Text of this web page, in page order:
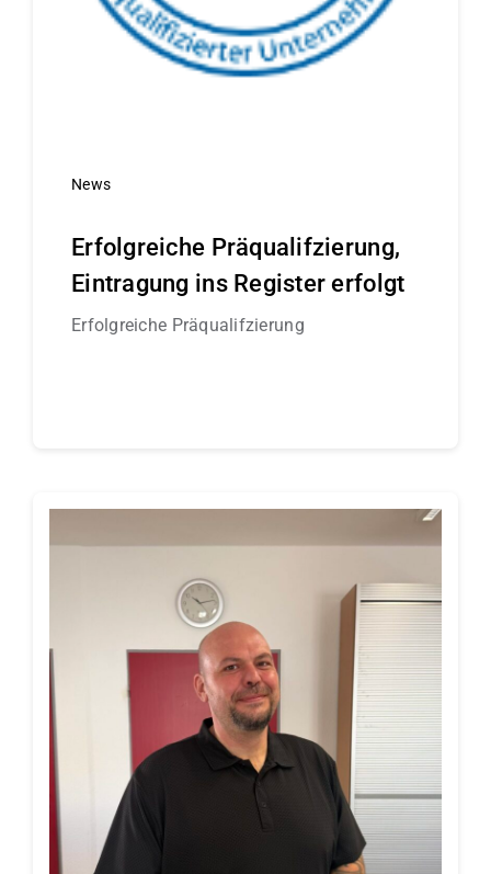
News
Erfolgreiche Präqualifzierung,
Eintragung ins Register erfolgt
Erfolgreiche Präqualifzierung